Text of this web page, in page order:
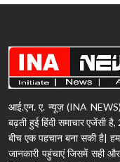
आई.एन. ए. न्यूज़ (INA
बढ़ती हुई हिंदी समाचार
बीच एक पहचान बना सकी है|
जानकारी पहुंचाएं जिसमें सही